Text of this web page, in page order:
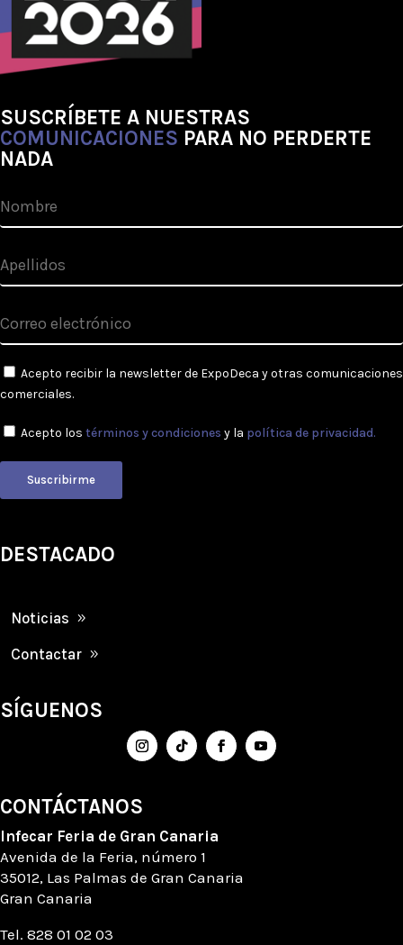
SUSCRÍBETE A NUESTRAS
COMUNICACIONES PARA NO PERDERTE
NADA
Acepto recibir la newsletter de ExpoDeca y otras comunicaciones
comerciales.
Acepto los términos y condiciones y la política de privacidad.
Suscribirme
DESTACADO
Noticias
Contactar
SÍGUENOS
CONTÁCTANOS
Infecar Feria de Gran Canaria
Avenida de la Feria, número 1
35012, Las Palmas de Gran Canaria
Gran Canaria
Tel. 828 01 02 03